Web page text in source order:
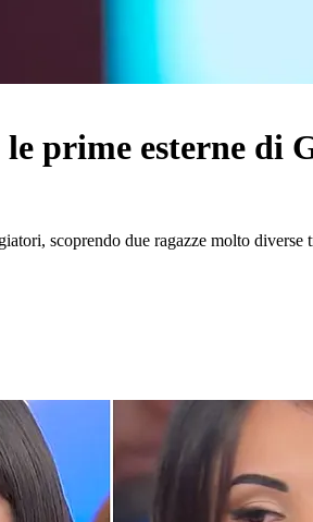
prime esterne di
scoprendo due ragazze molto diverse